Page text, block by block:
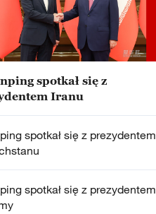
spotkał się z
Iranu
spotkał się z prezydentem
spotkał się z prezydentem